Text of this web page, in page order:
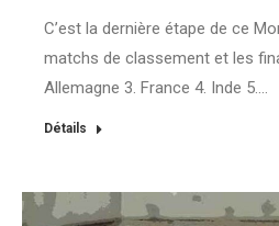
C’est la dernière étape de ce
matchs de classement et les
Allemagne 3. France 4. Inde 5.…
Détails